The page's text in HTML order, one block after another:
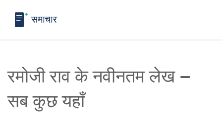
रमोजी राव के नवीनतम लेख –
सब कुछ यहाँ